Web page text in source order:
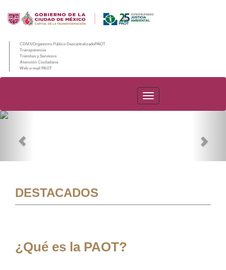
CDMX/Organismo Público Descentralizado/PAOT
Transparencia
Trámites y Servicios
Atención Ciudadana
Web e-mail PAOT
PAOT
DESTACADOS
¿Qué es la PAOT?